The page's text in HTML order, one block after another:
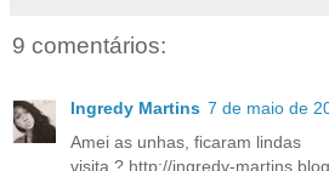
9 comentários:
Ingredy Martins 7 de maio de
Amei as unhas, ficaram lindas
visita ? http://ingredy-